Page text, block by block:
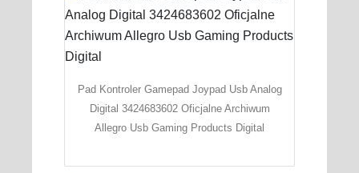
Pad Kontroler Gamepad Joypad Usb Analog
Digital 3424683602 Oficjalne Archiwum
Allegro Usb Gaming Products Digital